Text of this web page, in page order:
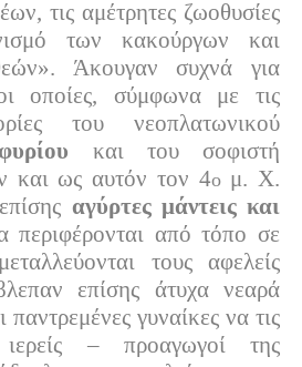
τις αμέτρητες ζωοθυσίες
των κακούργων και
Άκουγαν συχνά για
οποίες, σύμφωνα με τις
του νεοπλατωνικού
και του σοφιστή
και ως αυτόν τον 4ομ. Χ.
αγύρτες μάντεις και
περιφέρονται από τόπο σε
τους αφελείς
επίσης άτυχα νεαρά
παντρεμένες γυναίκες να τις
– προαγωγοί της